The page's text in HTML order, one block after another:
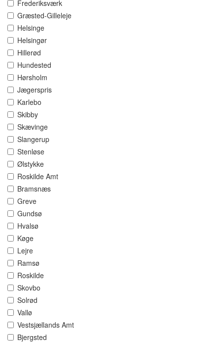
Frederiksværk
Græsted-Gilleleje
Helsinge
Helsingør
Hillerød
Hundested
Hørsholm
Jægerspris
Karlebo
Skibby
Skævinge
Slangerup
Stenløse
Ølstykke
Roskilde Amt
Bramsnæs
Greve
Gundsø
Hvalsø
Køge
Lejre
Ramsø
Roskilde
Skovbo
Solrød
Vallø
Vestsjællands Amt
Bjergsted